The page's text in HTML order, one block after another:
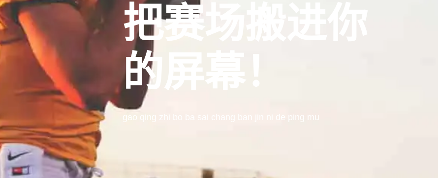
把赛场搬进你
的屏幕！
gao qing zhi bo ba sai chang ban jin ni de ping mu